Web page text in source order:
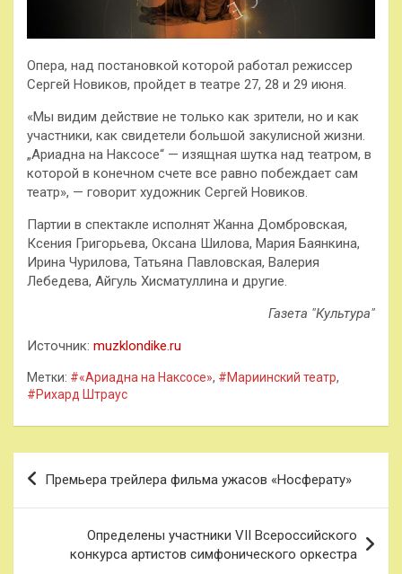
Опера, над постановкой которой работал режиссер
Сергей Новиков, пройдет в театре 27, 28 и 29 июня.
«Мы видим действие не только как зрители, но и как
участники, как свидетели большой закулисной жизни.
„Ариадна на Наксосе“ — изящная шутка над театром, в
которой в конечном счете все равно побеждает сам
театр», — говорит художник Сергей Новиков.
Партии в спектакле исполнят Жанна Домбровская,
Ксения Григорьева, Оксана Шилова, Мария Баянкина,
Ирина Чурилова, Татьяна Павловская, Валерия
Лебедева, Айгуль Хисматуллина и другие.
Газета "Культура"
Источник: muzklondike.ru
Метки: #«Ариадна на Наксосе», #Мариинский театр,
#Рихард Штраус
Навигация
Премьера трейлера фильма ужасов «Носферату»
Определены участники VII Всероссийского
конкурса артистов симфонического оркестра